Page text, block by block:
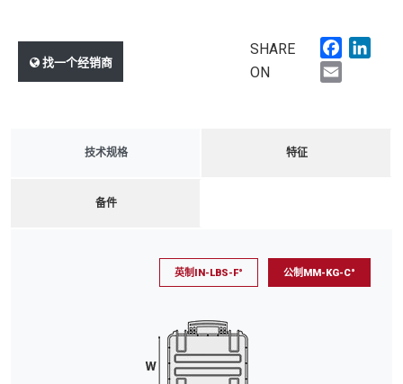
找一个经销商
SHARE
ON
技术规格 特征
备件
英制IN-LBS-F° 公制MM-KG-C°